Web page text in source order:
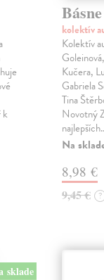
k
kolektív
Kolektív
Kučera,
Gabriela
Tina
Novotný
Na
8,98 €
9,45 € ?
sklade